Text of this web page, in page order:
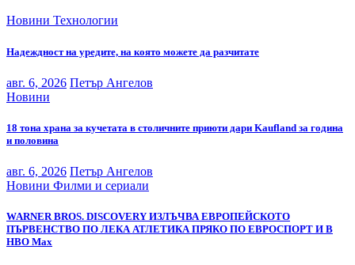
Новини Технологии
Надеждност на уредите, на която можете да разчитате
авг. 6, 2026 Петър Ангелов
Новини
18 тона храна за кучетата в столичните приюти дари Kaufland за година
и половина
авг. 6, 2026 Петър Ангелов
Новини Филми и сериали
WARNER BROS. DISCOVERY ИЗЛЪЧВА ЕВРОПЕЙСКОТО
ПЪРВЕНСТВО ПО ЛЕКА АТЛЕТИКА ПРЯКО ПО ЕВРОСПОРТ И В
НВО Мах